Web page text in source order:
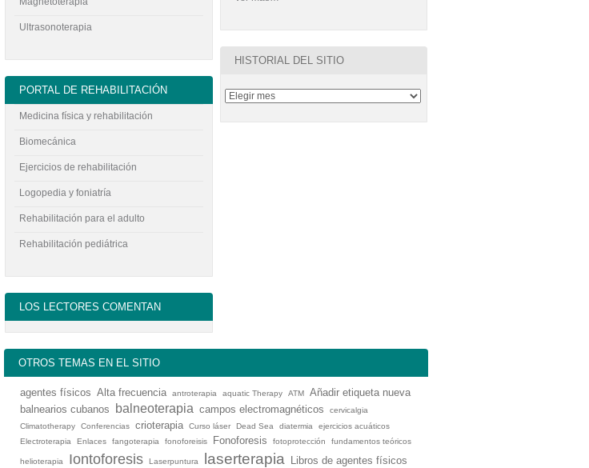
Ultrasonoterapia
PORTAL DE REHABILITACIÓN
Medicina física y rehabilitación
Biomecánica
Ejercicios de rehabilitación
Logopedia y foniatría
Rehabilitación para el adulto
Rehabilitación pediátrica
LOS LECTORES COMENTAN
HISTORIAL DEL SITIO
OTROS TEMAS EN EL SITIO
agentes físicos Alta frecuencia antroterapia aquatic Therapy ATM
Añadir etiqueta nueva
balnearios cubanos
balneoterapia campos electromagnéticos
cervicalgia
Climatotherapy
Conferencias crioterapia Curso láser Dead Sea diatermia
ejercicios acuáticos
Electroterapia
Enlaces fangoterapia fonoforeisis Fonoforesis fotoprotección fundamentos teóricos
helioterapia Iontoforesis Laserpuntura laserterapia Libros de agentes físicos